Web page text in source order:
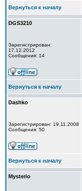
Вернуться к началу
DGS3210
Зарегистрирован:
17.12.2012
Сообщения: 14
Вернуться к началу
Dashko
Зарегистрирован: 19.11.2008
Сообщения: 50
Вернуться к началу
Mysterio